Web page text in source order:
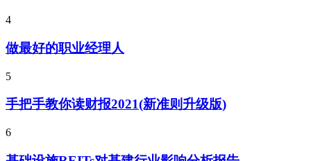
4
做最好的职业经理人
5
手把手教你读财报2021(新准则升级版)
6